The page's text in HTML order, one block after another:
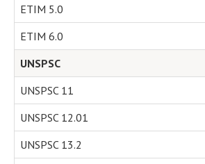
ETIM 5.0
ETIM 6.0
UNSPSC
UNSPSC 11
UNSPSC 12.01
UNSPSC 13.2